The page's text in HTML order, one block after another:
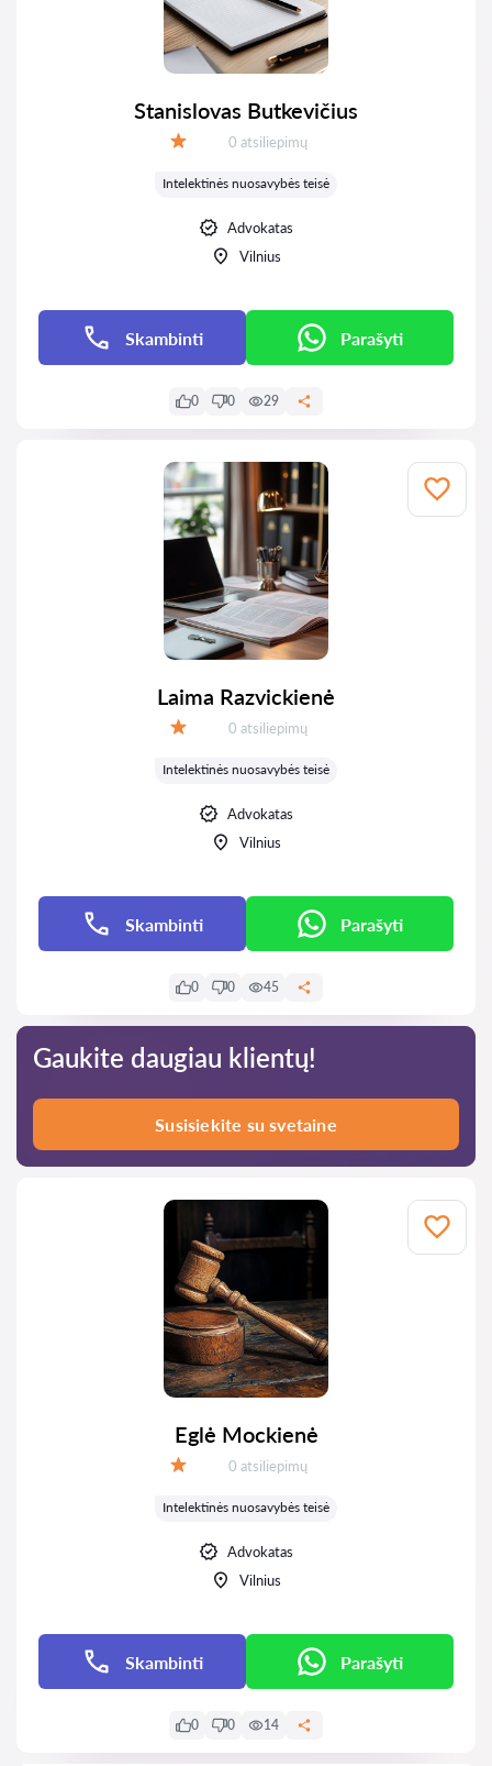
Stanislovas Butkevičius
Atsiliepimų:
0 atsiliepimų
Intelektinės nuosavybės teisė
Advokatas
Vilnius
Skambinti Parašyti
0 0 29
Laima Razvickienė
Atsiliepimų:
0 atsiliepimų
Intelektinės nuosavybės teisė
Advokatas
Vilnius
Skambinti Parašyti
0 0 45
Gaukite daugiau klientų!
Susisiekite su svetaine
Eglė Mockienė
Atsiliepimų:
0 atsiliepimų
Intelektinės nuosavybės teisė
Advokatas
Vilnius
Skambinti Parašyti
0 0 14